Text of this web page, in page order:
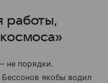
не порядки.
якобы водил